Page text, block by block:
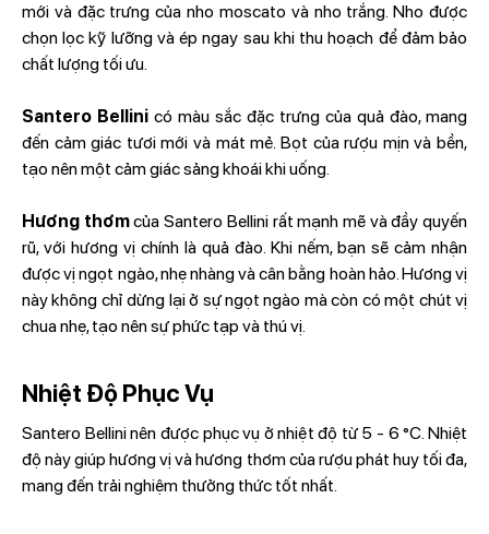
mới và đặc trưng của nho moscato và nho trắng. Nho được
chọn lọc kỹ lưỡng và ép ngay sau khi thu hoạch để đảm bảo
chất lượng tối ưu.
Santero Bellini có màu sắc đặc trưng của quả đào, mang
đến cảm giác tươi mới và mát mẻ. Bọt của rượu mịn và bền,
tạo nên một cảm giác sảng khoái khi uống.
Hương thơmcủa Santero Bellini rất mạnh mẽ và đầy quyến
rũ, với hương vị chính là quả đào. Khi nếm, bạn sẽ cảm nhận
được vị ngọt ngào, nhẹ nhàng và cân bằng hoàn hảo. Hương vị
này không chỉ dừng lại ở sự ngọt ngào mà còn có một chút vị
chua nhẹ, tạo nên sự phức tạp và thú vị.
Nhiệt Độ Phục Vụ
Santero Bellini nên được phục vụ ở nhiệt độ từ 5 - 6 °C. Nhiệt
độ này giúp hương vị và hương thơm của rượu phát huy tối đa,
mang đến trải nghiệm thưởng thức tốt nhất.